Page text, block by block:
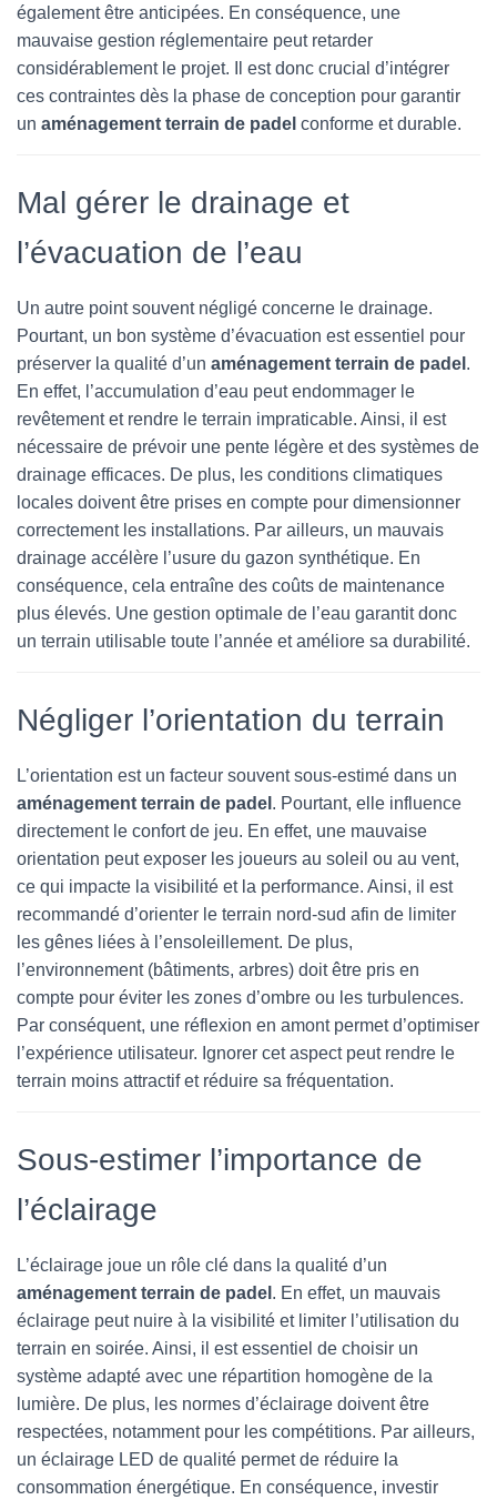
également être anticipées. En conséquence, une
mauvaise gestion réglementaire peut retarder
considérablement le projet. Il est donc crucial d’intégrer
ces contraintes dès la phase de conception pour garantir
un aménagement terrain de padel conforme et durable.
Mal gérer le drainage et
l’évacuation de l’eau
Un autre point souvent négligé concerne le drainage.
Pourtant, un bon système d’évacuation est essentiel pour
préserver la qualité d’un aménagement terrain de padel .
En effet, l’accumulation d’eau peut endommager le
revêtement et rendre le terrain impraticable. Ainsi, il est
nécessaire de prévoir une pente légère et des systèmes de
drainage efficaces. De plus, les conditions climatiques
locales doivent être prises en compte pour dimensionner
correctement les installations. Par ailleurs, un mauvais
drainage accélère l’usure du gazon synthétique. En
conséquence, cela entraîne des coûts de maintenance
plus élevés. Une gestion optimale de l’eau garantit donc
un terrain utilisable toute l’année et améliore sa durabilité.
Négliger l’orientation du terrain
L’orientation est un facteur souvent sous-estimé dans un
aménagement terrain de padel . Pourtant, elle influence
directement le confort de jeu. En effet, une mauvaise
orientation peut exposer les joueurs au soleil ou au vent,
ce qui impacte la visibilité et la performance. Ainsi, il est
recommandé d’orienter le terrain nord-sud afin de limiter
les gênes liées à l’ensoleillement. De plus,
l’environnement (bâtiments, arbres) doit être pris en
compte pour éviter les zones d’ombre ou les turbulences.
Par conséquent, une réflexion en amont permet d’optimiser
l’expérience utilisateur. Ignorer cet aspect peut rendre le
terrain moins attractif et réduire sa fréquentation.
Sous-estimer l’importance de
l’éclairage
L’éclairage joue un rôle clé dans la qualité d’un
aménagement terrain de padel . En effet, un mauvais
éclairage peut nuire à la visibilité et limiter l’utilisation du
terrain en soirée. Ainsi, il est essentiel de choisir un
système adapté avec une répartition homogène de la
lumière. De plus, les normes d’éclairage doivent être
respectées, notamment pour les compétitions. Par ailleurs,
un éclairage LED de qualité permet de réduire la
consommation énergétique. En conséquence, investir